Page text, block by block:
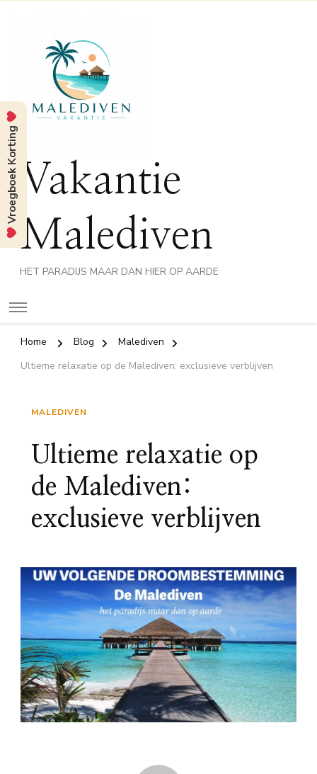
Vakantie
Malediven
HET PARADIJS MAAR DAN HIER OP AARDE
Home Blog
Malediven
Ultieme relaxatie op de Malediven: exclusieve verblijven
MALEDIVEN
Ultieme relaxatie op
de Malediven:
exclusieve verblijven
Vroegboek Korting